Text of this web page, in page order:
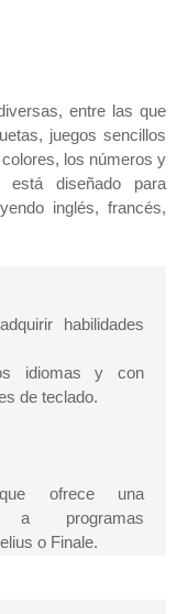
entre las que
juegos sencillos
los números y
diseñado para
inglés, francés,
habilidades
idiomas y con
de teclado.
ofrece una
a programas
o Finale.